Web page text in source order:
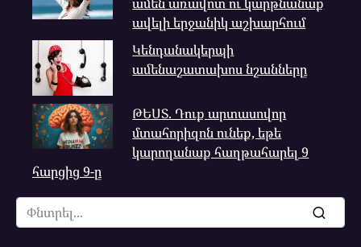
ավելի երջանիկ աշխարհում
Կենդանակերպի
ամենաշատախոս նշանները
ԹԵՍՏ. Դուք արտասովոր
մտահորիզոն ունեք, եթե
կարողանաք հաղթահարել 9
հարցից 9-ը
Search
for: